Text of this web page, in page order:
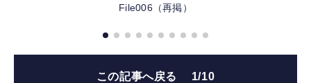
File006（再掲）
この記事へ戻る 1/10